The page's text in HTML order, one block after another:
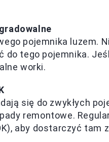
pojemnika luzem.
do tego pojemnika.
worki.
się do zwykłych
remontowe.
aby dostarczyć tam